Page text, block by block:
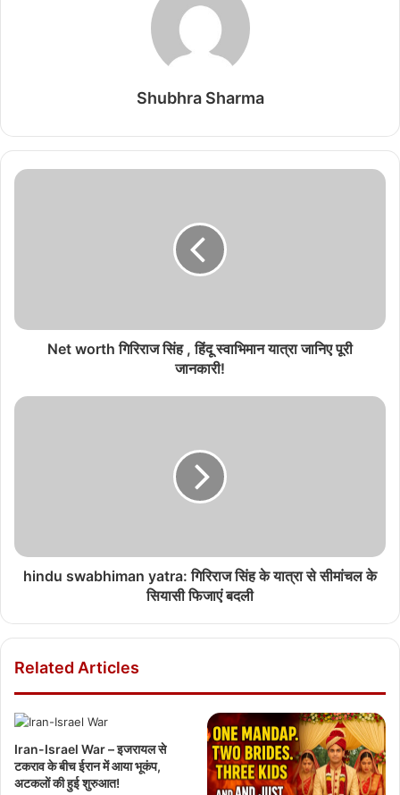
Shubhra Sharma
Net worth गिरिराज सिंह , हिंदू स्वाभिमान यात्रा जानिए पूरी
जानकारी!
hindu swabhiman yatra: गिरिराज सिंह के यात्रा से सीमांचल के
सियासी फिजाएं बदली
Related Articles
Iran-Israel War – इजरायल से
टकराव के बीच ईरान में आया भूकंप,
अटकलों की हुई शुरुआत!